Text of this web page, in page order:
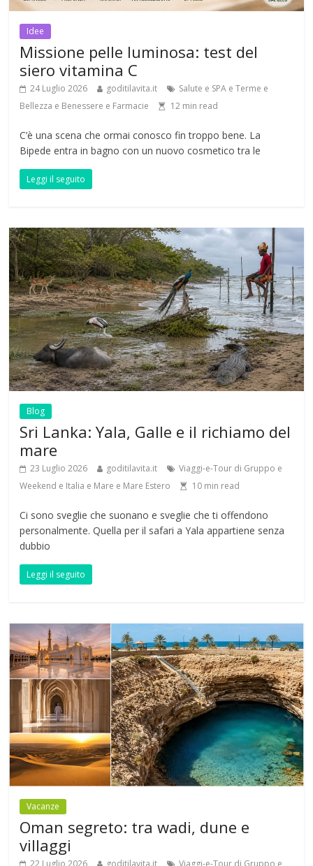
Idee
Missione pelle luminosa: test del
siero vitamina C
24 Luglio 2026 goditilavita.it
Salute e SPA e Terme e
Bellezza e Benessere e Farmacie
12 min read
C’è una scena che ormai conosco fin troppo bene. La
Bipede entra in bagno con un nuovo cosmetico tra le
Leggi il seguito
Blog
Sri Lanka: Yala, Galle e il richiamo del
mare
23 Luglio 2026 goditilavita.it
Viaggi-e-Tour di Gruppo e
Weekend e Italia e Mare e Mare Estero
10 min read
Ci sono sveglie che suonano e sveglie che ti offendono
personalmente. Quella per il safari a Yala appartiene senza
dubbio
Leggi il seguito
Vacanze
Oman segreto: tra wadi, dune e
villaggi